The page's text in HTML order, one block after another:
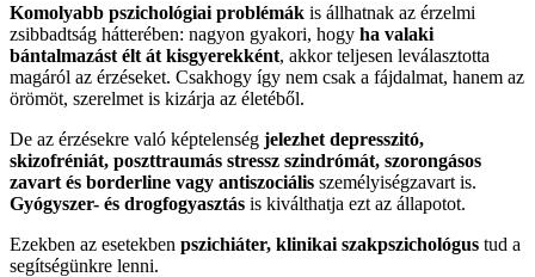
Komolyabb pszichológiai problémák is állhatnak az érzelmi
zsibbadtság hátterében: nagyon gyakori, hogy ha valaki
bántalmazást élt át kisgyerekként, akkor teljesen leválasztotta
magáról az érzéseket. Csakhogy így nem csak a fájdalmat, hanem az
örömöt, szerelmet is kizárja az életéből.
De az érzésekre való képtelenség jelezhet depresszitó,
skizofréniát, poszttraumás stressz szindrómát, szorongásos
zavart és borderline vagy antiszociális személyiségzavart is.
Gyógyszer- és drogfogyasztás is kiválthatja ezt az állapotot.
Ezekben az esetekben pszichiáter, klinikai szakpszichológus tud a
segítségünkre lenni.